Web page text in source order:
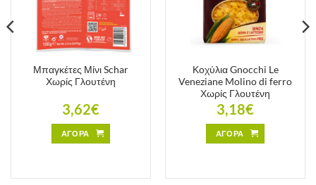
Μπαγκέτες Μίνι Schar
Χωρίς Γλουτένη
3,62€
ΑΓΟΡΑ
Κοχύλια Gnocchi Le
Veneziane Molino di ferro
Χωρίς Γλουτένη
3,18€
ΑΓΟΡΑ